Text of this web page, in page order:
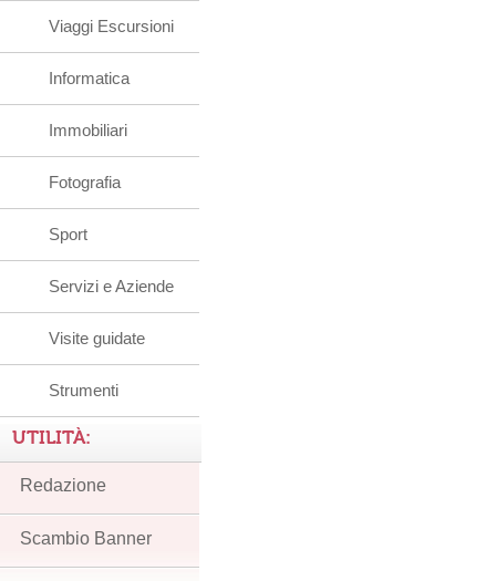
Viaggi Escursioni
Informatica
Immobiliari
Fotografia
Sport
Servizi e Aziende
Visite guidate
Strumenti
UTILITÀ:
Redazione
Scambio Banner